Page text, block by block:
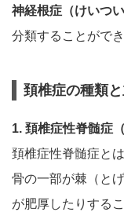
神経根症（けいつ
分類することができ
頚椎症の種類
1. 頚椎症性脊髄症
頚椎症性脊髄症と
骨の一部が棘（と
が肥厚したりする